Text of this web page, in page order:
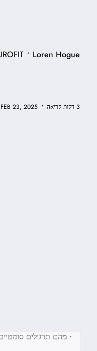
Loren Hogue
•
3 דקות קריאה •
FEB 23, 2025
• מהם תרגילים